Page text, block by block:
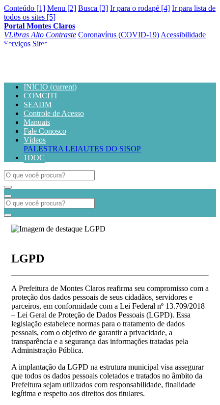
Conteúdo [1] Menu [2] Busca [3] Ir para o rodapé [4] Ir para lista de
todos os sites [5]
Portal Montes Claros
VLibras Alto Contraste Coronavírus (COVID-19) Acessibilidade
Serviços Sites
INÍCIO (current)
COMCITI
SEADM
Controle de Acesso
Manuais
Fale Conosco
Vídeos
PALESTRA LEIAUTES DO SISOP
1DOC
LGPD
A Prefeitura de Montes Claros reafirma seu compromisso com a
proteção dos dados pessoais de seus cidadãos, servidores e
parceiros, em conformidade com a Lei Federal nº 13.709/2018
– Lei Geral de Proteção de Dados Pessoais (LGPD). Essa
legislação estabelece normas para o tratamento de dados
pessoais, com o objetivo de garantir a privacidade, a
transparência e a segurança das informações tratadas pela
Administração Pública.
A implantação da LGPD na estrutura municipal visa assegurar
que todos os dados pessoais coletados e tratados no âmbito da
Prefeitura sejam utilizados com responsabilidade, finalidade
legítima e respeito aos direitos dos titulares.